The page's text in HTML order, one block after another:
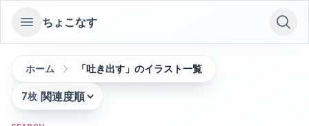
Open sidebar
ちょこなす
ホーム 「吐き出す」のイラスト一覧
7枚
並び替え: